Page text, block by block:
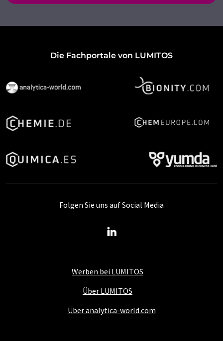
Die Fachportale von LUMITOS
Werben bei LUMITOS
Über LUMITOS
Über analytica-world.com
Folgen Sie uns auf Social Media